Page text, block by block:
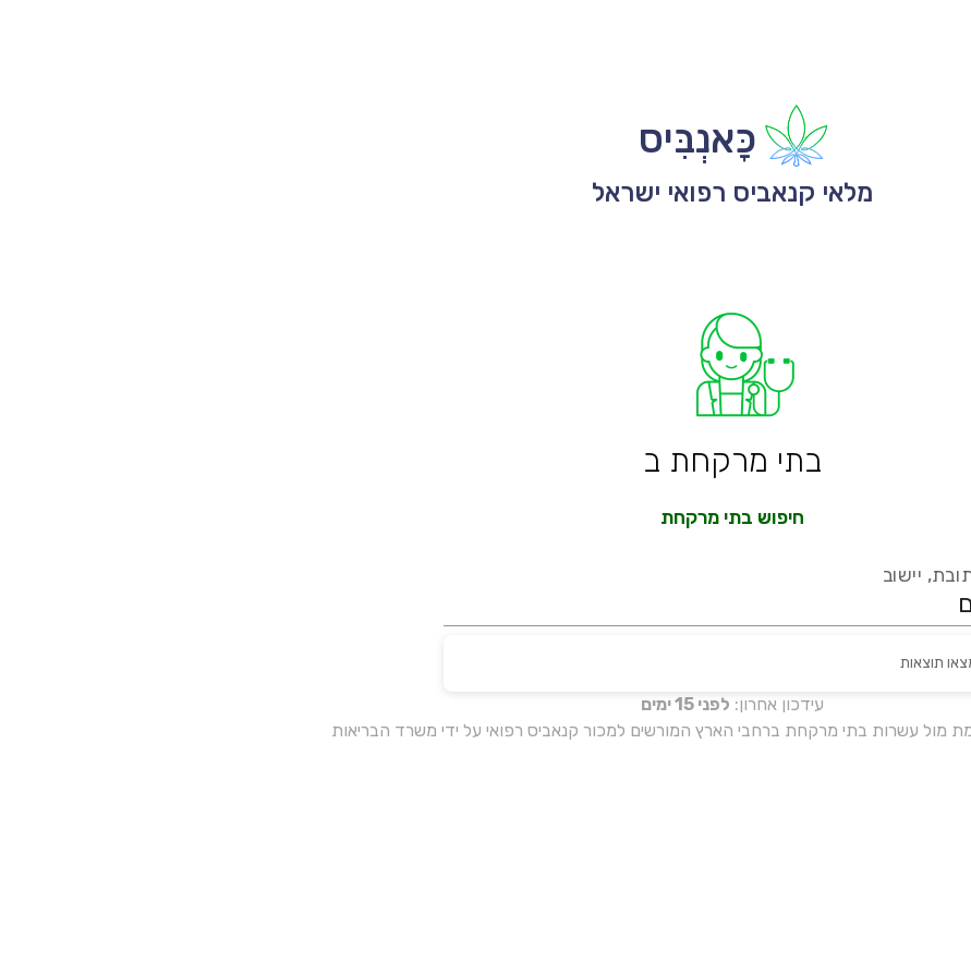
כָּאנְבִּיס
מלאי קנאביס רפואי ישראל
בתי מרקחת ב
חיפוש בתי מרקחת
יישוב
עידכון אחרון: לפני 15 ימים
מול עשרות בתי מרקחת ברחבי הארץ המורשים למכור קנאביס רפואי על ידי משרד הבריאות
תוצאות